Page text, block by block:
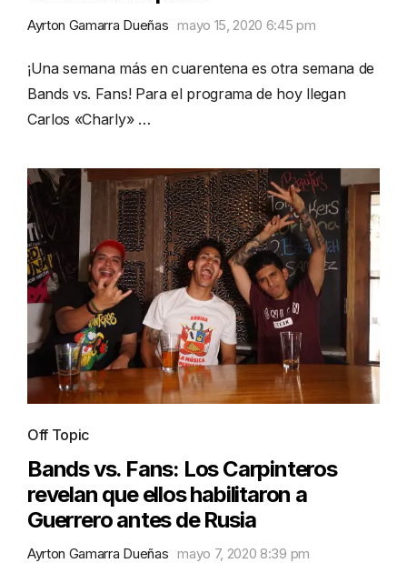
Ayrton Gamarra Dueñas mayo 15, 2020 6:45 pm
¡Una semana más en cuarentena es otra semana de
Bands vs. Fans! Para el programa de hoy llegan
Carlos «Charly» …
Off Topic
Bands vs. Fans: Los Carpinteros
revelan que ellos habilitaron a
Guerrero antes de Rusia
Ayrton Gamarra Dueñas mayo 7, 2020 8:39 pm